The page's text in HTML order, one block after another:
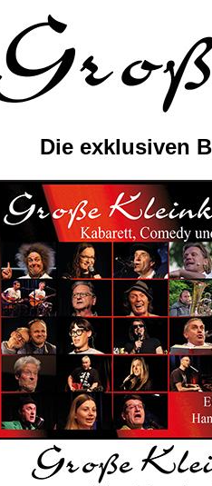
Die exklusiven